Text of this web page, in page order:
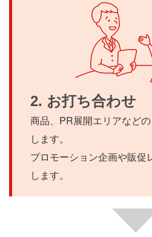
2. お打ち合わせ
商品、PR展開エリアなど
します。
プロモーション企画や販促
します。